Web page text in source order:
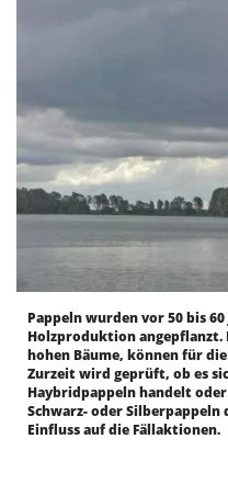
Pappeln wurden vor 50 bis
Holzproduktion angepflanzt.
hohen Bäume, können für
Zurzeit wird geprüft, ob es
Haybridpappeln handelt
Schwarz- oder
Einfluss auf die Fällaktionen.